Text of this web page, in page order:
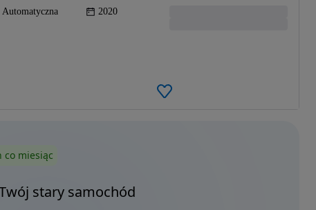
Automatyczna 2020
co miesiąc
stary samochód